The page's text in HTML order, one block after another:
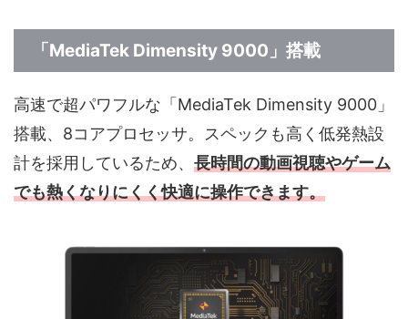
「MediaTek Dimensity 9000 」搭載
高速で超パワフルな「MediaTek Dimensity 9000」
搭載、8コアプロセッサ。スペックも高く低発熱設
計を採用しているため、 長時間の動画視聴やゲーム
でも熱くなりにくく快適に操作できます。